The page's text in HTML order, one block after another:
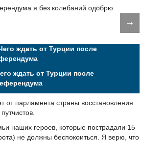
→
ждать от Турции после
от парламента страны восстановления
наших героев, которые пострадали 15
не должны беспокоиться. Я верю, что